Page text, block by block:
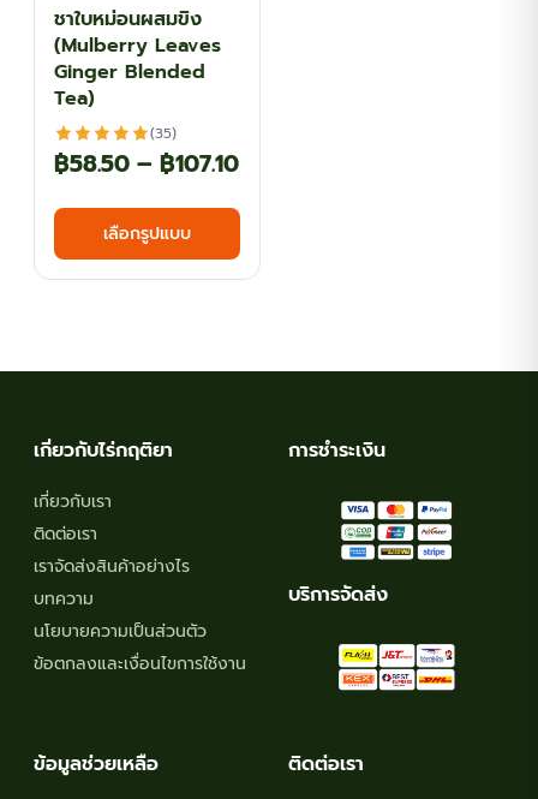
ชาใบหม่อนผสมขิง
(Mulberry Leaves
Ginger Blended
Tea)
(35)
฿58.50 – ฿107.10Price
range:
through
เลือกรูปแบบ
This
has
The
product
เกี่ยวกับไร่กฤติยา
เกี่ยวกับเรา
ติดต่อเรา
เราจัดส่งสินค้าอย่างไร
บทความ
นโยบายความเป็นส่วนตัว
ข้อตกลงและเงื่อนไขการใช้งาน
การชำระเงิน
บริการจัดส่ง
ข้อมูลช่วยเหลือ ติดต่อเรา